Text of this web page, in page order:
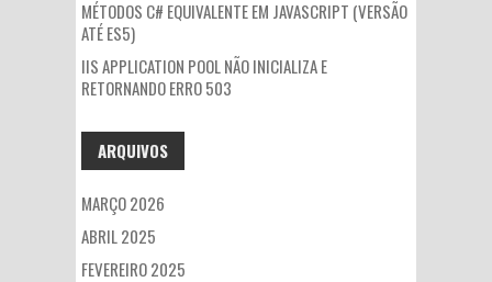
MÉTODOS C# EQUIVALENTE EM JAVASCRIPT (VERSÃO
ATÉ ES5)
IIS APPLICATION POOL NÃO INICIALIZA E
RETORNANDO ERRO 503
ARQUIVOS
MARÇO 2026
ABRIL 2025
FEVEREIRO 2025